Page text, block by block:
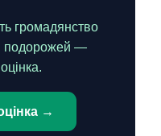
громадянство
подорожей —
→